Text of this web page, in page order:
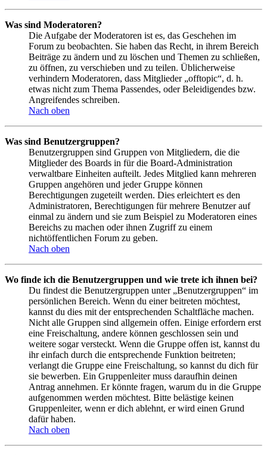
Was sind Moderatoren?
Die Aufgabe der Moderatoren ist es, das Geschehen im
Forum zu beobachten. Sie haben das Recht, in ihrem Bereich
Beiträge zu ändern und zu löschen und Themen zu schließen,
zu öffnen, zu verschieben und zu teilen. Üblicherweise
verhindern Moderatoren, dass Mitglieder „offtopic“, d. h.
etwas nicht zum Thema Passendes, oder Beleidigendes bzw.
Angreifendes schreiben.
Nach oben
Was sind Benutzergruppen?
Benutzergruppen sind Gruppen von Mitgliedern, die die
Mitglieder des Boards in für die Board-Administration
verwaltbare Einheiten aufteilt. Jedes Mitglied kann mehreren
Gruppen angehören und jeder Gruppe können
Berechtigungen zugeteilt werden. Dies erleichtert es den
Administratoren, Berechtigungen für mehrere Benutzer auf
einmal zu ändern und sie zum Beispiel zu Moderatoren eines
Bereichs zu machen oder ihnen Zugriff zu einem
nichtöffentlichen Forum zu geben.
Nach oben
Wo finde ich die Benutzergruppen und wie trete ich ihnen bei?
Du findest die Benutzergruppen unter „Benutzergruppen“ im
persönlichen Bereich. Wenn du einer beitreten möchtest,
kannst du dies mit der entsprechenden Schaltfläche machen.
Nicht alle Gruppen sind allgemein offen. Einige erfordern erst
eine Freischaltung, andere können geschlossen sein und
weitere sogar versteckt. Wenn die Gruppe offen ist, kannst du
ihr einfach durch die entsprechende Funktion beitreten;
verlangt die Gruppe eine Freischaltung, so kannst du dich für
sie bewerben. Ein Gruppenleiter muss daraufhin deinen
Antrag annehmen. Er könnte fragen, warum du in die Gruppe
aufgenommen werden möchtest. Bitte belästige keinen
Gruppenleiter, wenn er dich ablehnt, er wird einen Grund
dafür haben.
Nach oben